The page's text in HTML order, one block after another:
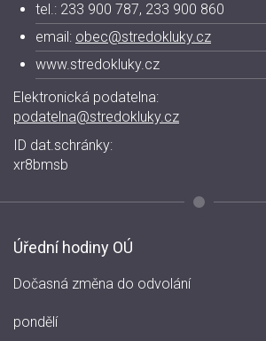
tel.: 233 900 787, 233 900 860
email: obec@stredokluky.cz
www.stredokluky.cz
Elektronická podatelna:
podatelna@stredokluky.cz
ID dat.schránky:
xr8bmsb
Úřední hodiny OÚ
Dočasná změna do odvolání
pondělí